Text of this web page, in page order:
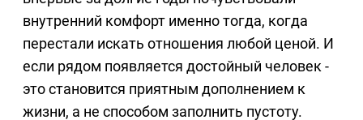
внутренний комфорт именно тогда, когда
перестали искать отношения любой ценой. И
если рядом появляется достойный человек -
это становится приятным дополнением к
жизни, а не способом заполнить пустоту.